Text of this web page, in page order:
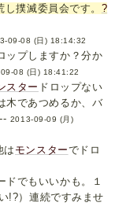
し撲滅委員会です。 ?
09-08 (日) 18:14:32
ップしますか？分か
08 (日) 18:41:22
スター ドロップない
木であつめるか、バ
2013-09-09 (月)
は モンスターでドロ
でもいいかも。１
!?）連続ですみませ